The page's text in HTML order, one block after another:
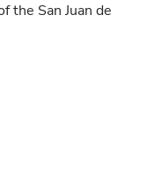
the San Juan de